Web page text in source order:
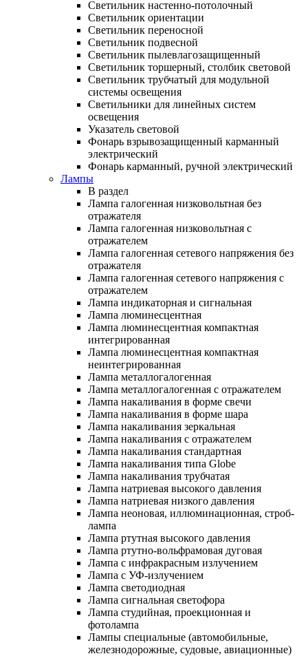
Светильник настенно-потолочный
Светильник ориентации
Светильник переносной
Светильник подвесной
Светильник пылевлагозащищенный
Светильник торшерный, столбик световой
Светильник трубчатый для модульной
системы освещения
Светильники для линейных систем
освещения
Указатель световой
Фонарь взрывозащищенный карманный
электрический
Фонарь карманный, ручной электрический
Лампы
В раздел
Лампа галогенная низковольтная без
отражателя
Лампа галогенная низковольтная с
отражателем
Лампа галогенная сетевого напряжения без
отражателя
Лампа галогенная сетевого напряжения с
отражателем
Лампа индикаторная и сигнальная
Лампа люминесцентная
Лампа люминесцентная компактная
интегрированная
Лампа люминесцентная компактная
неинтегрированная
Лампа металлогалогенная
Лампа металлогалогенная с отражателем
Лампа накаливания в форме свечи
Лампа накаливания в форме шара
Лампа накаливания зеркальная
Лампа накаливания с отражателем
Лампа накаливания стандартная
Лампа накаливания типа Globe
Лампа накаливания трубчатая
Лампа натриевая высокого давления
Лампа натриевая низкого давления
Лампа неоновая, иллюминационная, строб-
лампа
Лампа ртутная высокого давления
Лампа ртутно-вольфрамовая дуговая
Лампа с инфракрасным излучением
Лампа с УФ-излучением
Лампа светодиодная
Лампа сигнальная светофора
Лампа студийная, проекционная и
фотолампа
Лампы специальные (автомобильные,
железнодорожные, судовые, авиационные)